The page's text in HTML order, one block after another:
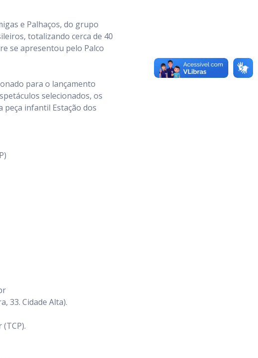
e Palhaços, do grupo
totalizando cerca de 40
se apresentou pelo Palco
para o lançamento
selecionados, os
peça infantil Estação dos
33. Cidade Alta).